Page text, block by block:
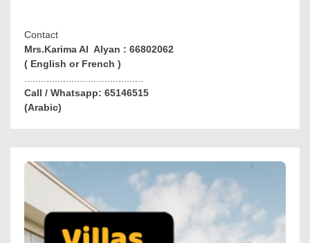
Contact
Mrs.Karima Al Alyan : 66802062
( English or French )
Call / Whatsapp: 65146515
(Arabic)